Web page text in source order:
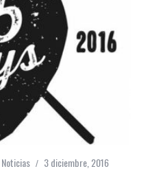
Noticias 3 diciembre, 2016